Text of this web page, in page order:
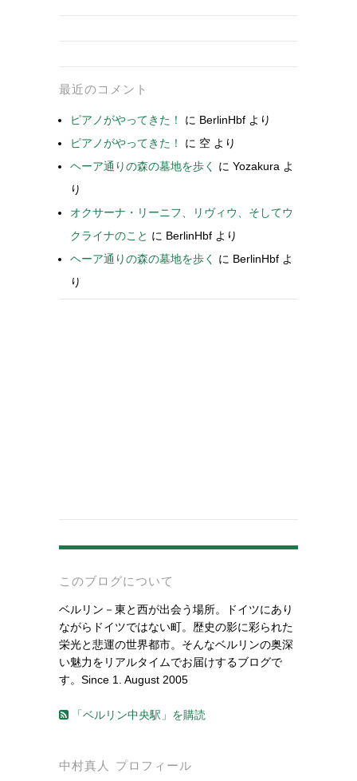
最近のコメント
ピアノがやってきた！ に BerlinHbf より
ピアノがやってきた！
に 空 より
ヘーア通りの森の墓地を歩く
に Yozakura よ
り
オクサーナ・リーニフ、リヴィウ、そしてウ
クライナのこと に BerlinHbf より
ヘーア通りの森の墓地を歩く
に BerlinHbf よ
り
このブログについて
ベルリン－東と西が出会う場所。ドイツにあり
ながらドイツではない町。歴史の影に彩られた
栄光と悲運の世界都市。そんなベルリンの奥深
い魅力をリアルタイムでお届けするブログで
す。Since 1. August 2005
「ベルリン中央駅」を購読
中村真人 プロフィール